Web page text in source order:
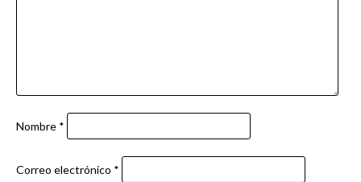
Nombre *
Correo electrónico *